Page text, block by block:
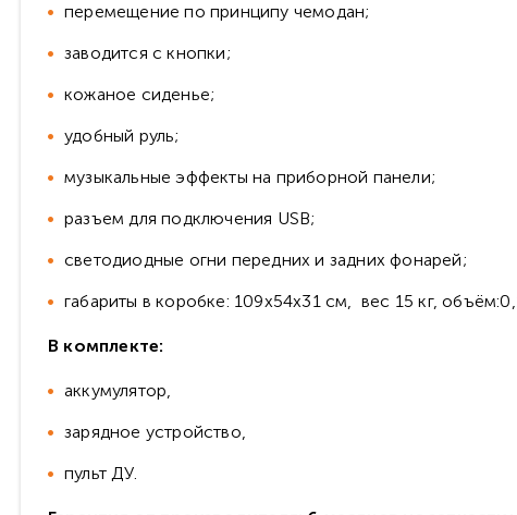
перемещение по принципу чемодан;
заводится с кнопки;
кожаное сиденье;
удобный руль;
музыкальные эффекты на приборной панели;
разъем для подключения USB;
светодиодные огни передних и задних фонарей;
габариты в коробке: 109х54х31 см, вес 15 кг,
В комплекте:
аккумулятор,
зарядное устройство,
пульт ДУ.